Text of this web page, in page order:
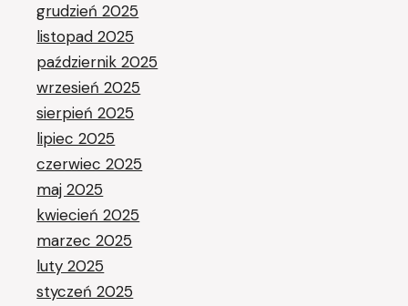
grudzień 2025
listopad 2025
październik 2025
wrzesień 2025
sierpień 2025
lipiec 2025
czerwiec 2025
maj 2025
kwiecień 2025
marzec 2025
luty 2025
styczeń 2025